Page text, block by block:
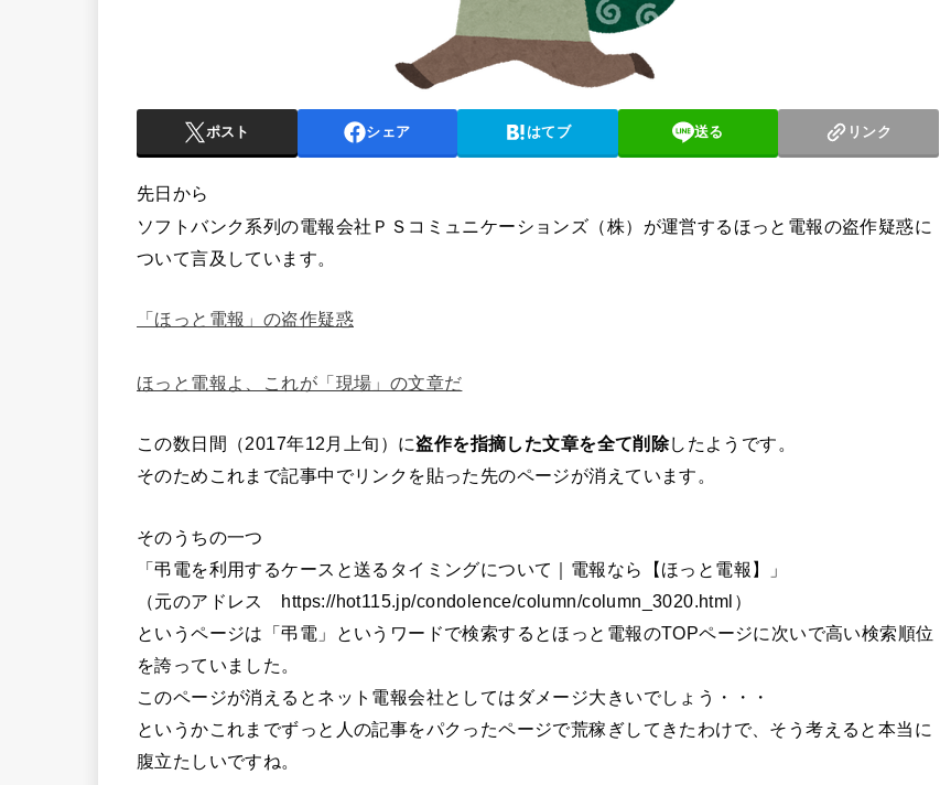
ポスト シェア はてブ 送る リンク
先日から
ソフトバンク系列の電報会社ＰＳコミュニケーションズ（株）が運営するほっと電報の盗作疑惑に
ついて言及しています。
「ほっと電報」の盗作疑惑
ほっと電報よ、これが「現場」の文章だ
この数日間（2017年12月上旬）に盗作を指摘した文章を全て削除したようです。
そのためこれまで記事中でリンクを貼った先のページが消えています。
そのうちの一つ
「弔電を利用するケースと送るタイミングについて｜電報なら【ほっと電報】」
（元のアドレス https://hot115.jp/condolence/column/column_3020.html）
というページは「弔電」というワードで検索するとほっと電報のTOPページに次いで高い検索順位
を誇っていました。
このページが消えるとネット電報会社としてはダメージ大きいでしょう・・・
というかこれまでずっと人の記事をパクったページで荒稼ぎしてきたわけで、そう考えると本当に
腹立たしいですね。